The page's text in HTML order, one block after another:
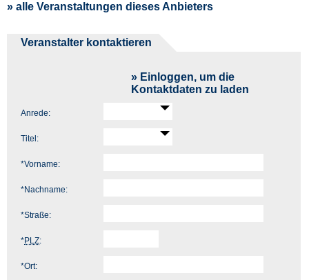
» alle Veranstaltungen dieses Anbieters
Veranstalter kontaktieren
» Einloggen, um die
Kontaktdaten zu laden
Anrede:
Titel:
*Vorname:
*Nachname:
*Straße:
*PLZ:
*Ort: